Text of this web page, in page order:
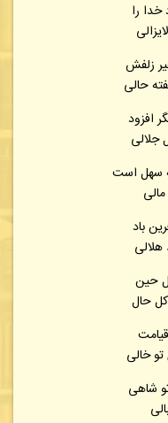
خدا را
زلفش
حالی
افزود
جلالی
سهل است
باد
حین
حال
خالی
شاهی